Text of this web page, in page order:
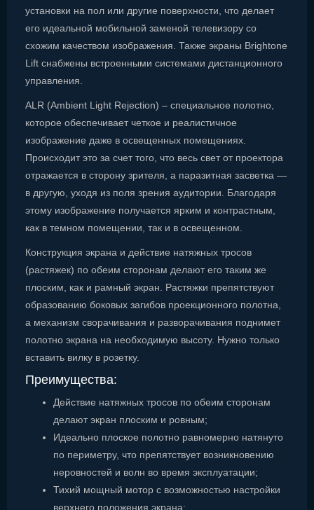
установки на пол или другие поверхности, что делает
его идеальной мобильной заменой телевизору со
схожим качеством изображения. Также экраны Brightone
Lift снабжены встроенными системами дистанционного
управления.
ALR (Ambient Light Rejection) – специальное полотно,
которое обеспечивает четкое и реалистичное
изображение даже в освещенных помещениях.
Происходит это за счет того, что весь свет от проектора
отражается в сторону зрителя, а паразитная засветка —
в другую, уходя из поля зрения аудитории. Благодаря
этому изображение получается ярким и контрастным,
как в темном помещении, так и в освещенном.
Конструкция экрана и действие натяжных тросов
(растяжек) по обеим сторонам делают его таким же
плоским, как и рамный экран. Растяжки препятствуют
образованию боковых загибов проекционного полотна,
а механизм сворачивания и разворачивания поднимет
полотно экрана на необходимую высоту. Нужно только
вставить вилку в розетку.
Преимущества:
Действие натяжных тросов по обеим сторонам
делают экран плоским и ровным;
Идеально плоское полотно равномерно натянуто
по периметру, что препятствует возникновению
неровностей и волн во время эксплуатации;
Тихий мощный мотор с возможностью настройки
верхнего положения экрана;